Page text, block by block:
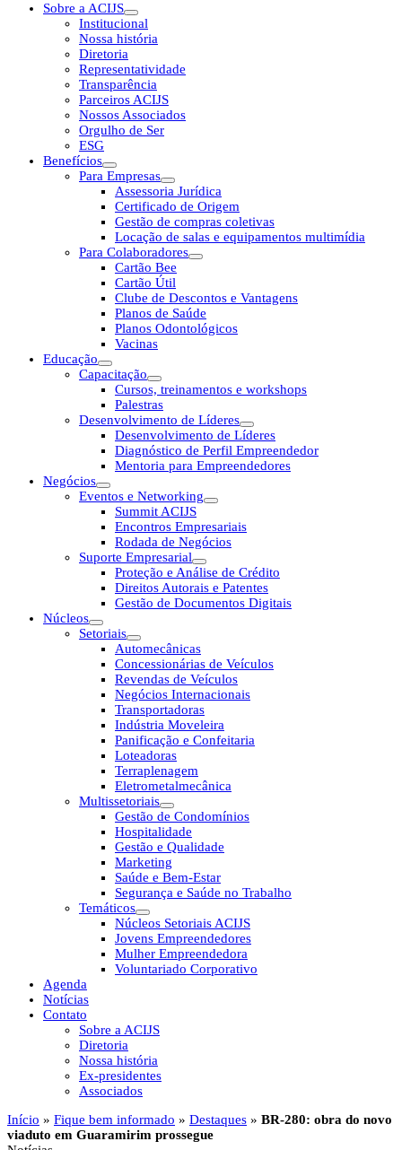
Sobre a ACIJS
Institucional
Nossa história
Diretoria
Representatividade
Transparência
Parceiros ACIJS
Nossos Associados
Orgulho de Ser
ESG
Benefícios
Para Empresas
Assessoria Jurídica
Certificado de Origem
Gestão de compras coletivas
Locação de salas e equipamentos multimídia
Para Colaboradores
Cartão Bee
Cartão Útil
Clube de Descontos e Vantagens
Planos de Saúde
Planos Odontológicos
Vacinas
Educação
Capacitação
Cursos, treinamentos e workshops
Palestras
Desenvolvimento de Líderes
Desenvolvimento de Líderes
Diagnóstico de Perfil Empreendedor
Mentoria para Empreendedores
Negócios
Eventos e Networking
Summit ACIJS
Encontros Empresariais
Rodada de Negócios
Suporte Empresarial
Proteção e Análise de Crédito
Direitos Autorais e Patentes
Gestão de Documentos Digitais
Núcleos
Setoriais
Automecânicas
Concessionárias de Veículos
Revendas de Veículos
Negócios Internacionais
Transportadoras
Indústria Moveleira
Panificação e Confeitaria
Loteadoras
Terraplenagem
Eletrometalmecânica
Multissetoriais
Gestão de Condomínios
Hospitalidade
Gestão e Qualidade
Marketing
Saúde e Bem-Estar
Segurança e Saúde no Trabalho
Temáticos
Núcleos Setoriais ACIJS
Jovens Empreendedores
Mulher Empreendedora
Voluntariado Corporativo
Agenda
Notícias
Contato
Sobre a ACIJS
Diretoria
Nossa história
Ex-presidentes
Associados
Início » Fique bem informado » Destaques » BR-280: obra do novo
viaduto em Guaramirim prossegue